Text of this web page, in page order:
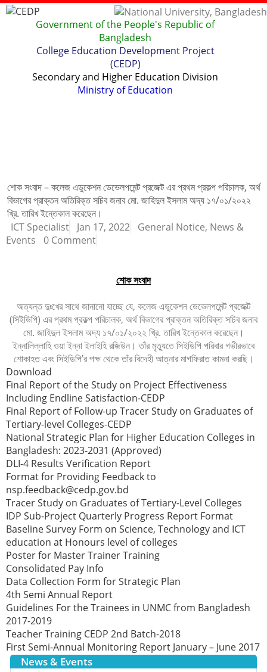
Government of the People's Republic of
Bangladesh
College Education Development Project
(CEDP)
Secondary and Higher Education Division
Ministry of Education
শোক সংবাদ – কলেজ এডুকেশন ডেভেলপমেন্ট প্রজেক্ট এর প্রথম প্রকল্প পরিচালক, অর্থ
বিভাগের প্রাক্তন অতিরিক্ত সচিব জনাব মো. জাহিদুল ইসলাম অদ্য ১৭/০১/২০২২
খ্রি. তারিখ ইন্তেকাল করেছেন।
ICT Specialist
Jan 17, 2022 General Notice, News &
Events
0 Comment
শোক সংবাদ
অত্যন্ত দুঃখের সাথে জানানো যাচ্ছে যে, কলেজ এডুকেশন ডেভেলপমেন্ট প্রজেক্ট
(সিইডিপি) এর প্রথম প্রকল্প পরিচালক, অর্থ বিভাগের প্রাক্তন অতিরিক্ত সচিব জনাব
মো. জাহিদুল ইসলাম অদ্য ১৭/০১/২০২২ খ্রি. তারিখ ইন্তেকাল করেছেন।
ইন্নালিল্লাহি ওয়া ইন্না ইলাইহি রজিউন। তাঁর মৃত্যুতে সিইডিপি পরিবার গভীরভাবে
শোকাহত এবং সিইডিপি’র পক্ষ থেকে তাঁর বিদেহী আত্নার মাগফিরাত কামনা করছি।
Download
Final Report of the Study on Project Effectiveness
Including Endline Satisfaction-CEDP
Final Report of Follow-up Tracer Study on Graduates of
Tertiary-level Colleges-CEDP
National Strategic Plan for Higher Education Colleges in
Bangladesh: 2023-2031 (Approved)
DLI-4 Results Verification Report
Format for Providing Feedback to
nsp.feedback@cedp.gov.bd
Tracer Study on Graduates of Tertiary-Level Colleges
IDP Sub-Project Quarterly Progress Report Format
Baseline Survey Form on Science, Technology and ICT
education at Honours level of colleges
Poster for Master Trainer Training
Consolidated Pay Info
Data Collection Form for Strategic Plan
4th Semi Annual Report
Guidelines For the Trainees in UNMC from Bangladesh
2017-2019
Teacher Training CEDP 2nd Batch-2018
First Semi-Annual Monitoring Report January – June 2017
News & Events